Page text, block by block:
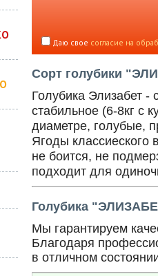
Даю свое согласие на
Сорт голубики
Голубика Элизабет -
стабильное (6-8кг с
диаметре, голубые,
Ягоды классиеского
не боится, не
подходит для
Голубика
Мы гарантируем
Благодаря
в отличном